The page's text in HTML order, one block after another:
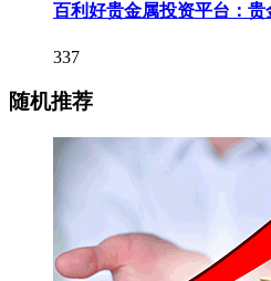
百利好贵金属投资平台：
337
随机推荐